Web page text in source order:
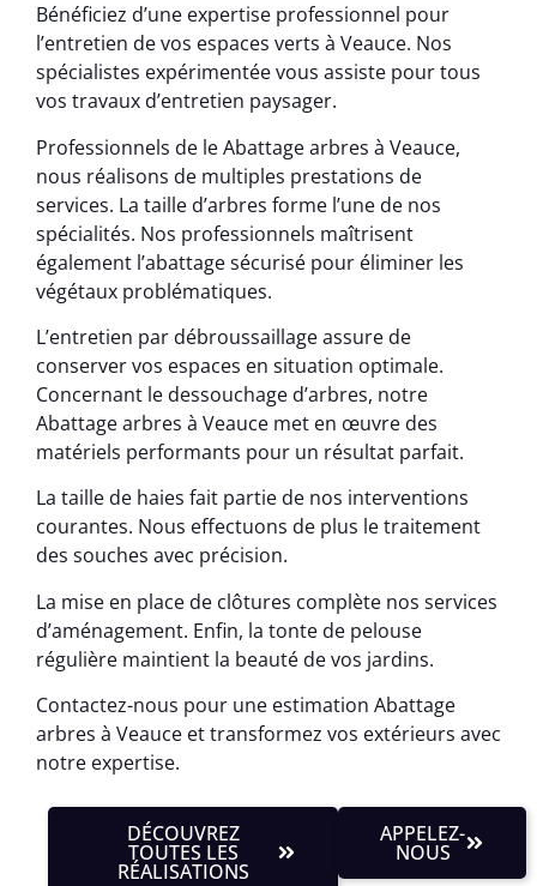
Bénéficiez d’une expertise professionnel pour
l’entretien de vos espaces verts à Veauce. Nos
spécialistes expérimentée vous assiste pour tous
vos travaux d’entretien paysager.
Professionnels de le Abattage arbres à Veauce,
nous réalisons de multiples prestations de
services. La taille d’arbres forme l’une de nos
spécialités. Nos professionnels maîtrisent
également l’abattage sécurisé pour éliminer les
végétaux problématiques.
L’entretien par débroussaillage assure de
conserver vos espaces en situation optimale.
Concernant le dessouchage d’arbres, notre
Abattage arbres à Veauce met en œuvre des
matériels performants pour un résultat parfait.
La taille de haies fait partie de nos interventions
courantes. Nous effectuons de plus le traitement
des souches avec précision.
La mise en place de clôtures complète nos services
d’aménagement. Enfin, la tonte de pelouse
régulière maintient la beauté de vos jardins.
Contactez-nous pour une estimation Abattage
arbres à Veauce et transformez vos extérieurs avec
notre expertise.
DÉCOUVREZ
TOUTES LES
RÉALISATIONS
APPELEZ-
NOUS